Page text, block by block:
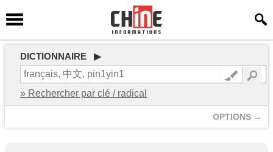
DICTIONNAIRE ▶
» Rechercher par clé / radical
OPTIONS →